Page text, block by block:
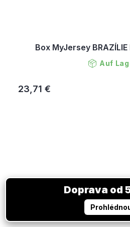
Box MyJersey
Auf
23,71 €